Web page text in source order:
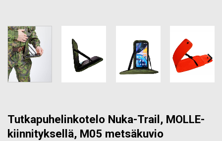
Tutkapuhelinkotelo Nuka-Trail, MOLLE-
kiinnityksellä, M05 metsäkuvio